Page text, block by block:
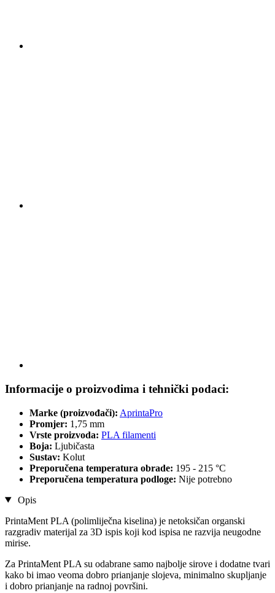
Informacije o proizvodima i tehnički podaci:
Marke (proizvođači): AprintaPro
Promjer: 1,75 mm
Vrste proizvoda: PLA filamenti
Boja: Ljubičasta
Sustav: Kolut
Preporučena temperatura obrade: 195 - 215 °C
Preporučena temperatura podloge: Nije potrebno
Opis
PrintaMent PLA (polimliječna kiselina) je netoksičan organski
razgradiv materijal za 3D ispis koji kod ispisa ne razvija neugodne
mirise.
Za PrintaMent PLA su odabrane samo najbolje sirove i dodatne tvari
kako bi imao veoma dobro prianjanje slojeva, minimalno skupljanje
i dobro prianjanje na radnoj površini.